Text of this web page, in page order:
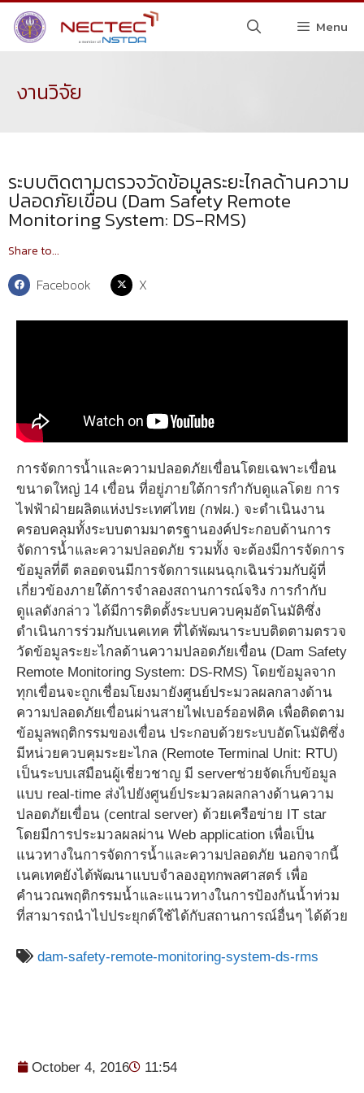
Menu
งานวิจัย
ระบบติดตามตรวจวัดข้อมูลระยะไกลด้านความ
ปลอดภัยเขื่อน (Dam Safety Remote
Monitoring System: DS-RMS)
Share to...
Facebook X
การจัดการน้ำและความปลอดภัยเขื่อนโดยเฉพาะเขื่อน
ขนาดใหญ่ 14 เขื่อน ที่อยู่ภายใต้การกำกับดูแลโดย การ
ไฟฟ้าฝ่ายผลิตแห่งประเทศไทย (กฟผ.) จะดำเนินงาน
ครอบคลุมทั้งระบบตามมาตรฐานองค์ประกอบด้านการ
จัดการน้ำและความปลอดภัย รวมทั้ง จะต้องมีการจัดการ
ข้อมูลที่ดี ตลอดจนมีการจัดการแผนฉุกเฉินร่วมกับผู้ที่
เกี่ยวข้องภายใต้การจำลองสถานการณ์จริง การกำกับ
ดูแลดังกล่าว ได้มีการติดตั้งระบบควบคุมอัตโนมัติซึ่ง
ดำเนินการร่วมกับเนคเทค ที่ได้พัฒนาระบบติดตามตรวจ
วัดข้อมูลระยะไกลด้านความปลอดภัยเขื่อน (Dam Safety
Remote Monitoring System: DS-RMS) โดยข้อมูลจาก
ทุกเขื่อนจะถูกเชื่อมโยงมายังศูนย์ประมวลผลกลางด้าน
ความปลอดภัยเขื่อนผ่านสายไฟเบอร์ออฟติค เพื่อติดตาม
ข้อมูลพฤติกรรมของเขื่อน ประกอบด้วยระบบอัตโนมัติซึ่ง
มีหน่วยควบคุมระยะไกล (Remote Terminal Unit: RTU)
เป็นระบบเสมือนผู้เชี่ยวชาญ มี serverช่วยจัดเก็บข้อมูล
แบบ real-time ส่งไปยังศูนย์ประมวลผลกลางด้านความ
ปลอดภัยเขื่อน (central server) ด้วยเครือข่าย IT star
โดยมีการประมวลผลผ่าน Web application เพื่อเป็น
แนวทางในการจัดการน้ำและความปลอดภัย นอกจากนี้
เนคเทคยังได้พัฒนาแบบจำลองอุทกพลศาสตร์ เพื่อ
คำนวณพฤติกรรมน้ำและแนวทางในการป้องกันน้ำท่วม
ที่สามารถนำไปประยุกต์ใช้ได้กับสถานการณ์อื่นๆ ได้ด้วย
dam-safety-remote-monitoring-system-ds-rms
October 4, 2016 11:54